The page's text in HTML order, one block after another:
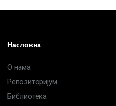
Насловна
О нама
Репозиторијум
Библиотека